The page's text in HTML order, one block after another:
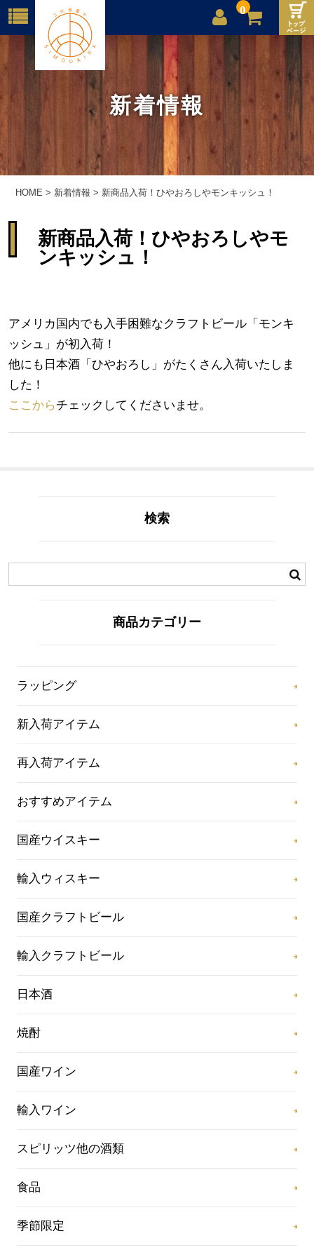
0
店舗案内
ご利用案内
送料
お問合せ
新着情報
HOME > 新着情報 > 新商品入荷！ひやおろしやモンキッシュ！
新商品入荷！ひやおろしやモ
ンキッシュ！
アメリカ国内でも入手困難なクラフトビール「モンキ
ッシュ」が初入荷！
他にも日本酒「ひやおろし」がたくさん入荷いたしま
した！
ここからチェックしてくださいませ。
検索
商品カテゴリー
ラッピング
新入荷アイテム
再入荷アイテム
おすすめアイテム
国産ウイスキー
輸入ウィスキー
国産クラフトビール
輸入クラフトビール
日本酒
焼酎
国産ワイン
輸入ワイン
スピリッツ他の酒類
食品
季節限定